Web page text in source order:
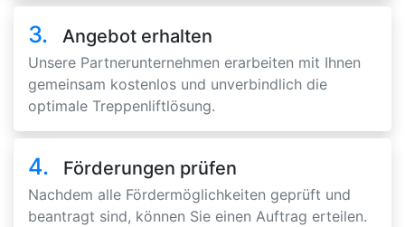
3. Angebot erhalten
Unsere Partnerunternehmen erarbeiten mit Ihnen
gemeinsam kostenlos und unverbindlich die
optimale Treppenliftlösung.
4. Förderungen prüfen
Nachdem alle Fördermöglichkeiten geprüft und
beantragt sind, können Sie einen Auftrag erteilen.